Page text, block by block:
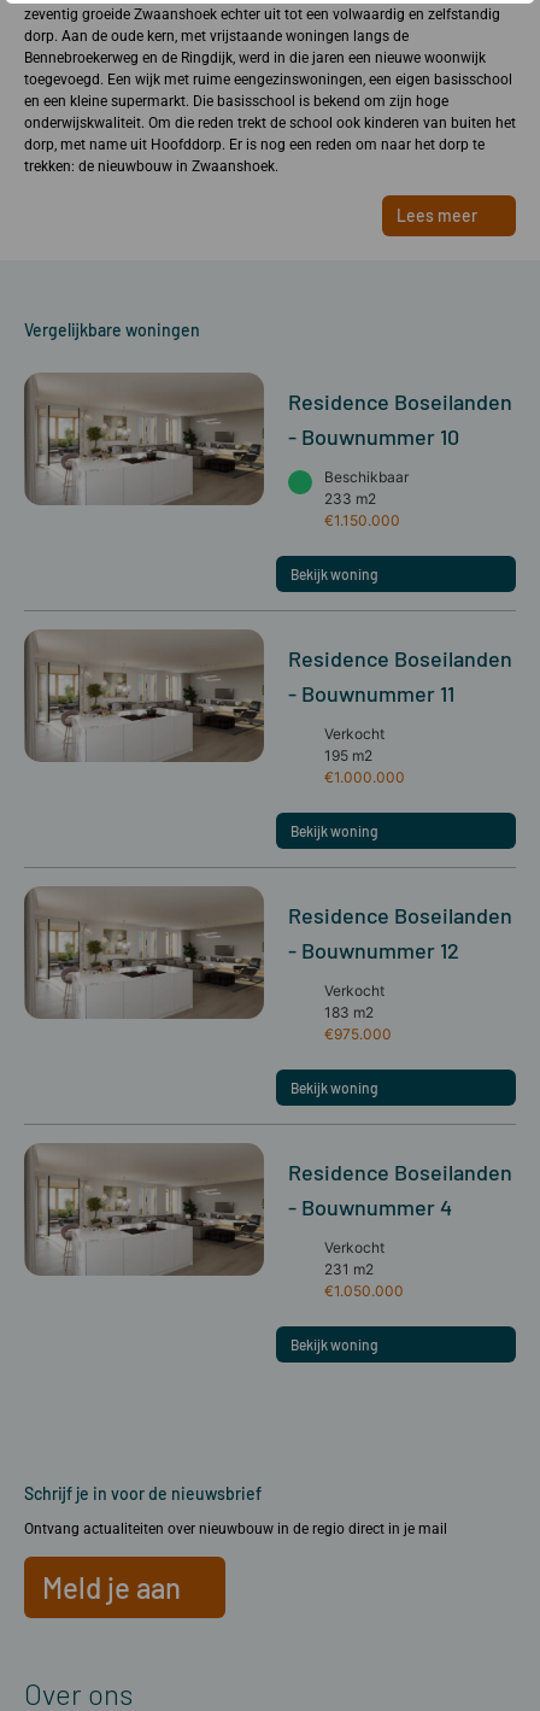
zeventig groeide Zwaanshoek echter uit tot een volwaardig en zelfstandig
dorp. Aan de oude kern, met vrijstaande woningen langs de
Bennebroekerweg en de Ringdijk, werd in die jaren een nieuwe woonwijk
toegevoegd. Een wijk met ruime eengezinswoningen, een eigen basisschool
en een kleine supermarkt. Die basisschool is bekend om zijn hoge
onderwijskwaliteit. Om die reden trekt de school ook kinderen van buiten het
dorp, met name uit Hoofddorp. Er is nog een reden om naar het dorp te
trekken: de nieuwbouw in Zwaanshoek.
Lees meer
Vergelijkbare woningen
Residence Boseilanden
- Bouwnummer 10
Beschikbaar
233 m2
€1.150.000
Bekijk woning
Residence Boseilanden
- Bouwnummer 11
Verkocht
195 m2
€1.000.000
Bekijk woning
Residence Boseilanden
- Bouwnummer 12
Verkocht
183 m2
€975.000
Bekijk woning
Residence Boseilanden
- Bouwnummer 4
Verkocht
231 m2
€1.050.000
Bekijk woning
Schrijf je in voor de nieuwsbrief
Ontvang actualiteiten over nieuwbouw in de regio direct in je mail
Meld je aan
Over ons